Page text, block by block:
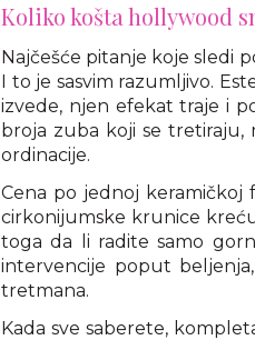
Koliko košta hollywood
Najčešće pitanje koje sledi
I to je sasvim razumljivo.
izvede, njen efekat traje i
broja zuba koji se tretiraju,
ordinacije.
Cena po jednoj keramičkoj
cirkonijumske krunice
toga da li radite samo
intervencije poput
tretmana.
Kada sve saberete,